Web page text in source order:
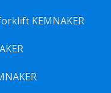
KEMNAKER